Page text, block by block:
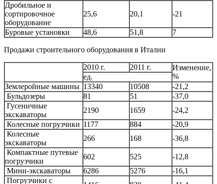
Дробильное и
сортировочное
оборудование
25,6 20,1 -21
Буровые установки 48,6 51,8 7
Продажи строительного оборудования в Италии
2010 г. 2011 г.
Изменение,
%
ед.
Землеройные машины 13340 10508
-21,2
Бульдозеры
81 51
-37,0
Гусеничные
экскаваторы
2190 1659
-24,2
Колесные погрузчики 1177 884
-20,9
Колесные
экскаваторы
266 168
-36,8
Компактные путевые
погрузчики
602 525
-12,8
Мини-экскаваторы
6286 5276
-16,1
Погрузчики с